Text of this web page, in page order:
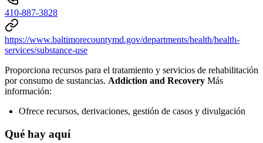
410-887-3828
https://www.baltimorecountymd.gov/departments/health/health-
services/substance-use
Proporciona recursos para el tratamiento y servicios de rehabilitación
por consumo de sustancias. Addiction and Recovery Más
información:
Ofrece recursos, derivaciones, gestión de casos y divulgación
Qué hay aquí